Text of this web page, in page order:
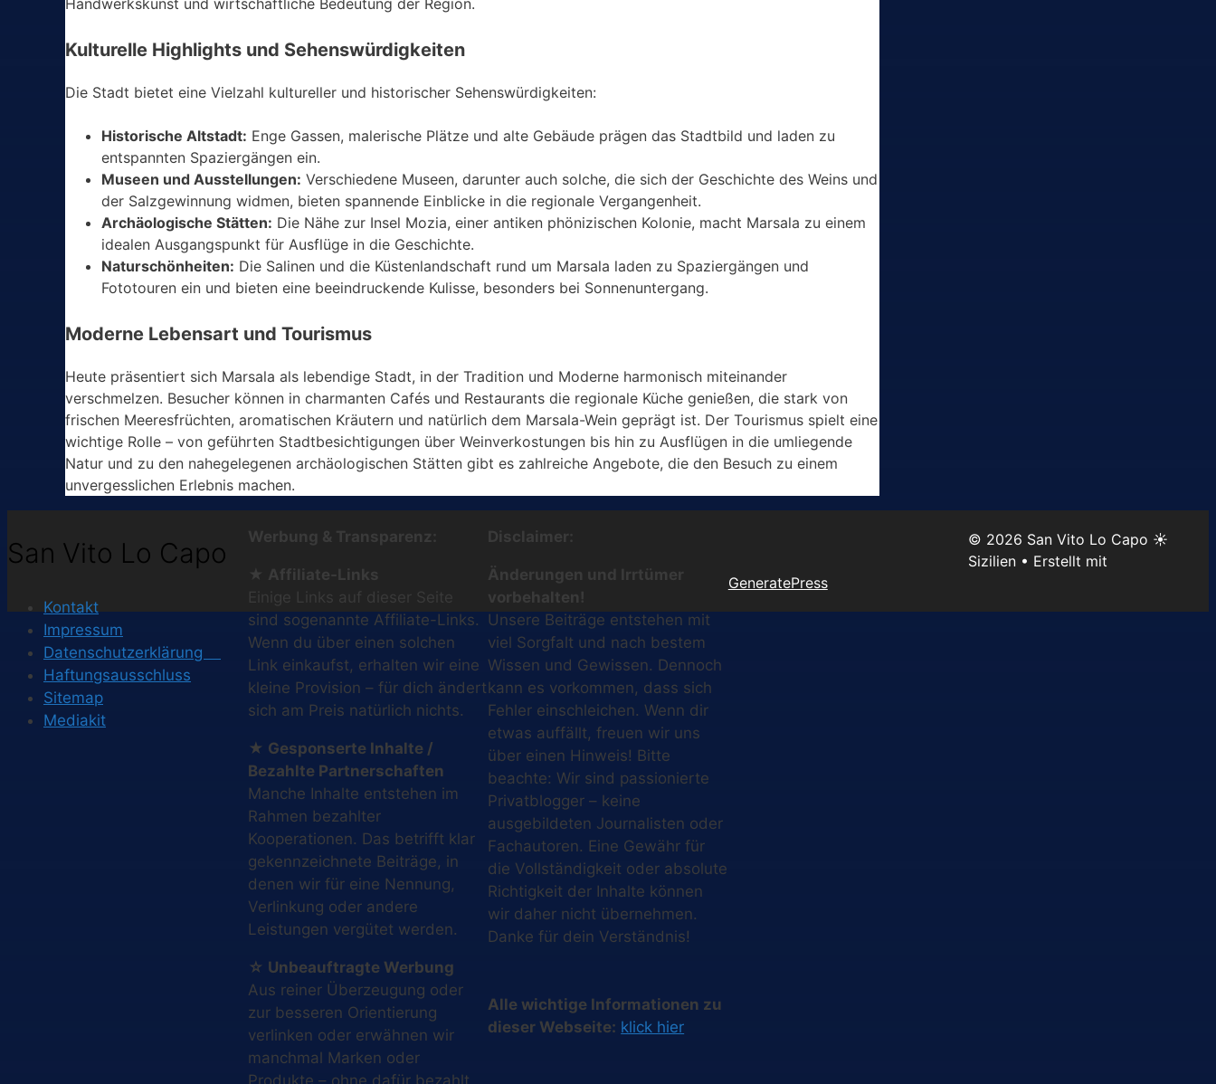
Handwerkskunst und wirtschaftliche Bedeutung der Region.
Kulturelle Highlights und Sehenswürdigkeiten
Die Stadt bietet eine Vielzahl kultureller und historischer Sehenswürdigkeiten:
Historische Altstadt: Enge Gassen, malerische Plätze und alte Gebäude prägen das Stadtbild und laden zu
entspannten Spaziergängen ein.
Museen und Ausstellungen: Verschiedene Museen, darunter auch solche, die sich der Geschichte des Weins und
der Salzgewinnung widmen, bieten spannende Einblicke in die regionale Vergangenheit.
Archäologische Stätten: Die Nähe zur Insel Mozia, einer antiken phönizischen Kolonie, macht Marsala zu einem
idealen Ausgangspunkt für Ausflüge in die Geschichte.
Naturschönheiten: Die Salinen und die Küstenlandschaft rund um Marsala laden zu Spaziergängen und
Fototouren ein und bieten eine beeindruckende Kulisse, besonders bei Sonnenuntergang.
Moderne Lebensart und Tourismus
Heute präsentiert sich Marsala als lebendige Stadt, in der Tradition und Moderne harmonisch miteinander
verschmelzen. Besucher können in charmanten Cafés und Restaurants die regionale Küche genießen, die stark von
frischen Meeresfrüchten, aromatischen Kräutern und natürlich dem Marsala-Wein geprägt ist. Der Tourismus spielt eine
wichtige Rolle – von geführten Stadtbesichtigungen über Weinverkostungen bis hin zu Ausflügen in die umliegende
Natur und zu den nahegelegenen archäologischen Stätten gibt es zahlreiche Angebote, die den Besuch zu einem
unvergesslichen Erlebnis machen.
San Vito Lo Capo
Kontakt
Impressum
Datenschutzerklärung
Haftungsausschluss
Sitemap
Mediakit
Werbung & Transparenz:
★ Affiliate-Links
Einige Links auf dieser Seite
sind sogenannte Affiliate-Links.
Wenn du über einen solchen
Link einkaufst, erhalten wir eine
kleine Provision – für dich ändert
sich am Preis natürlich nichts.
★ Gesponserte Inhalte /
Bezahlte Partnerschaften
Manche Inhalte entstehen im
Rahmen bezahlter
Kooperationen. Das betrifft klar
gekennzeichnete Beiträge, in
denen wir für eine Nennung,
Verlinkung oder andere
Leistungen vergütet werden.
☆ Unbeauftragte Werbung
Aus reiner Überzeugung oder
zur besseren Orientierung
verlinken oder erwähnen wir
manchmal Marken oder
Disclaimer:
Änderungen und Irrtümer
vorbehalten!
Unsere Beiträge entstehen mit
viel Sorgfalt und nach bestem
Wissen und Gewissen. Dennoch
kann es vorkommen, dass sich
Fehler einschleichen. Wenn dir
etwas auffällt, freuen wir uns
über einen Hinweis! Bitte
beachte: Wir sind passionierte
Privatblogger – keine
ausgebildeten Journalisten oder
Fachautoren. Eine Gewähr für
die Vollständigkeit oder absolute
Richtigkeit der Inhalte können
wir daher nicht übernehmen.
Danke für dein Verständnis!
Alle wichtige Informationen zu
dieser Webseite: klick hier
© 2026 San Vito Lo Capo ☀️
Sizilien • Erstellt mit
GeneratePress